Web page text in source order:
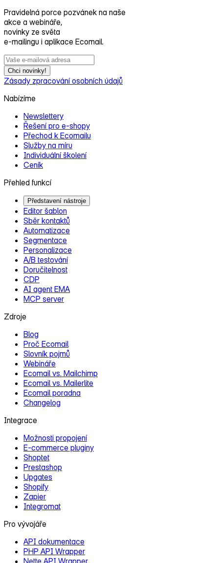
Pravidelná porce pozvánek na naše
akce a webináře,
novinky ze světa
e‑mailingu i aplikace Ecomail.
Chci novinky!
Zásady zpracování osobních údajů
Nabízíme
Newslettery
Řešení pro e‑shopy
Přechod k Ecomailu
Služby na míru
Individuální školení
Ceník
Přehled funkcí
Představení nástroje
Editor šablon
Sběr kontaktů
Automatizace
Segmentace
Personalizace
A/B testování
Doručitelnost
CDP
AI agent EMA
MCP server
Zdroje
Blog
Proč Ecomail
Slovník pojmů
Webináře
Ecomail vs. Mailchimp
Ecomail vs. Mailerlite
Ecomail poradna
Changelog
Integrace
Možnosti propojení
E‑commerce pluginy
Shoptet
Prestashop
Upgates
Shopify
Zapier
Integromat
Pro vývojáře
API dokumentace
PHP API Wrapper
Nette API Wrapper